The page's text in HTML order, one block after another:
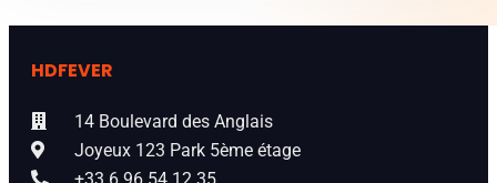
HDFEVER
14 Boulevard des Anglais
Joyeux 123 Park 5ème étage
+33 6 96 54 12 35